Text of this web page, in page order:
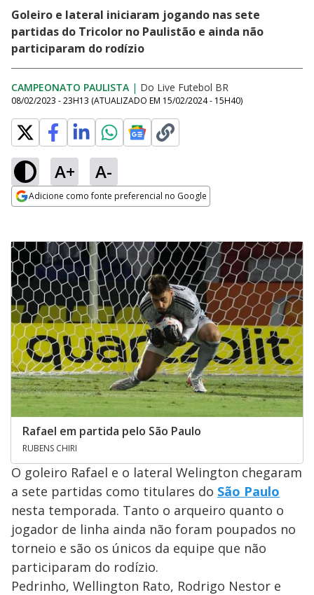
Goleiro e lateral iniciaram jogando nas sete
partidas do Tricolor no Paulistão e ainda não
participaram do rodízio
CAMPEONATO PAULISTA | Do Live Futebol BR
08/02/2023 - 23H13 (ATUALIZADO EM 15/02/2024 - 15H40)
A+ A-
Adicione como fonte preferencial no Google
Rafael em partida pelo São Paulo
RUBENS CHIRI
O goleiro Rafael e o lateral Welington chegaram
a sete partidas como titulares do São Paulo
nesta temporada. Tanto o arqueiro quanto o
jogador de linha ainda não foram poupados no
torneio e são os únicos da equipe que não
participaram do rodízio.
Pedrinho, Wellington Rato, Rodrigo Nestor e